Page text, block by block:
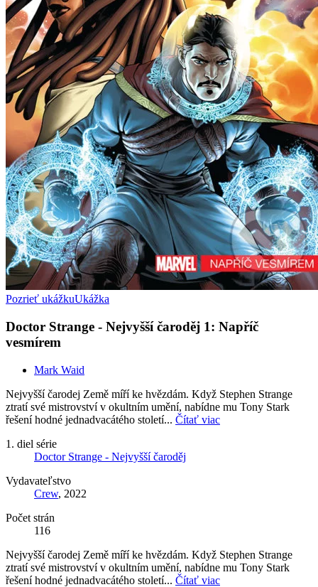
Pozrieť ukážkuUkážka
Doctor Strange - Nejvyšší čaroděj 1: Napříč
vesmírem
Mark Waid
Nejvyšší čarodej Země míří ke hvězdám. Když Stephen Strange
ztratí své mistrovství v okultním umění, nabídne mu Tony Stark
řešení hodné jednadvacátého století... Čítať viac
1. diel série
Doctor Strange - Nejvyšší čaroděj
Vydavateľstvo
Crew, 2022
Počet strán
116
Nejvyšší čarodej Země míří ke hvězdám. Když Stephen Strange
ztratí své mistrovství v okultním umění, nabídne mu Tony Stark
řešení hodné jednadvacátého století... Čítať viac